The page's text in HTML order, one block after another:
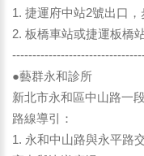
1. 捷運府中站2號出口，
2. 板橋車站或捷運板橋
●藝群永和診所
新北市永和區中山路一
路線導引：
1. 永和中山路與永平路